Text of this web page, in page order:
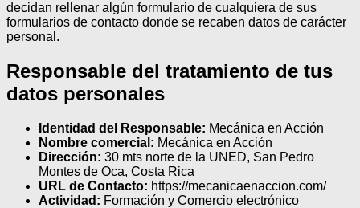
decidan rellenar algún formulario de cualquiera de sus
formularios de contacto donde se recaben datos de carácter
personal.
Responsable del tratamiento de tus
datos personales
Identidad del Responsable: Mecánica en Acción
Nombre comercial: Mecánica en Acción
Dirección: 30 mts norte de la UNED, San Pedro
Montes de Oca, Costa Rica
URL de Contacto: https://mecanicaenaccion.com/
Actividad: Formación y Comercio electrónico